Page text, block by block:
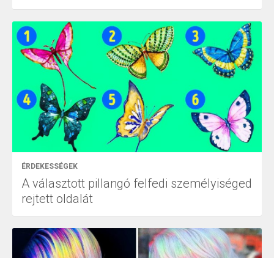
ÉRDEKESSÉGEK
A választott pillangó felfedi személyiséged
rejtett oldalát